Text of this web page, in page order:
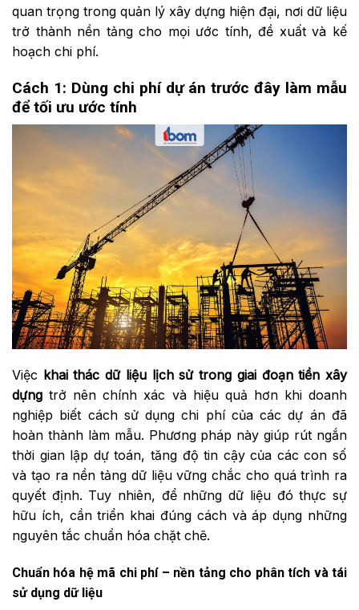
quan trọng trong quản lý xây dựng hiện đại, nơi dữ liệu
trở thành nền tảng cho mọi ước tính, đề xuất và kế
hoạch chi phí.
Cách 1: Dùng chi phí dự án trước đây làm mẫu
để tối ưu ước tính
Việc khai thác dữ liệu lịch sử trong giai đoạn tiền xây
dựng trở nên chính xác và hiệu quả hơn khi doanh
nghiệp biết cách sử dụng chi phí của các dự án đã
hoàn thành làm mẫu. Phương pháp này giúp rút ngắn
thời gian lập dự toán, tăng độ tin cậy của các con số
và tạo ra nền tảng dữ liệu vững chắc cho quá trình ra
quyết định. Tuy nhiên, để những dữ liệu đó thực sự
hữu ích, cần triển khai đúng cách và áp dụng những
nguyên tắc chuẩn hóa chặt chẽ.
Chuẩn hóa hệ mã chi phí – nền tảng cho phân tích và tái
sử dụng dữ liệu